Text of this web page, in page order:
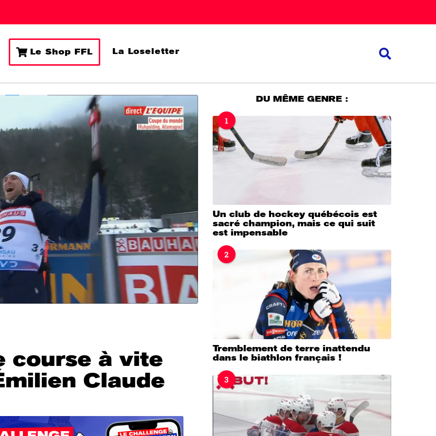
Le Shop FFL La Loseletter
course à vite
Claude
DU MÊME GENRE :
1
Un club de hockey québécois est
sacré champion, mais ce qui suit
est impensable
2
Tremblement de terre inattendu
dans le biathlon français !
3